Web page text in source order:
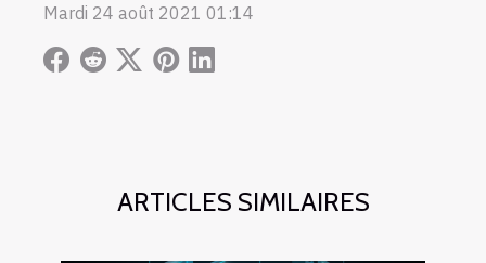
ARTICLES SIMILAIRES
Mardi 24 août 2021 01:14